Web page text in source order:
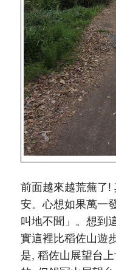
前面越來越荒蕪了!
安。心想如果萬一
叫地不聞」。想到
實這裡比稻佐山遊
是, 稻佐山展望台